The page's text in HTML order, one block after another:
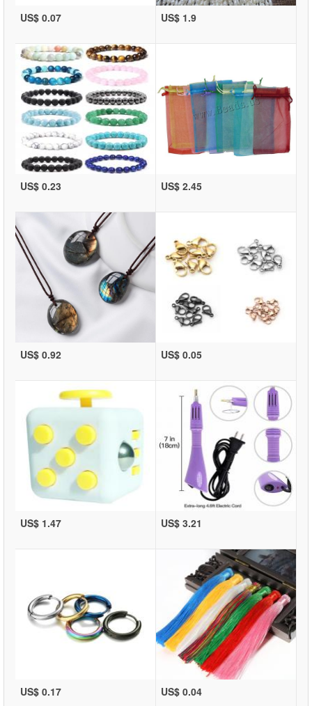
US$ 0.07 US$ 1.9
US$ 0.23 US$ 2.45
US$ 0.92 US$ 0.05
US$ 1.47 US$ 3.21
US$ 0.17 US$ 0.04